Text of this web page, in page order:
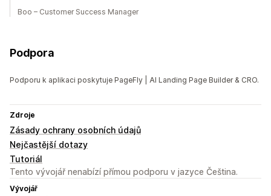
Boo – Customer Success Manager
Podpora
Podporu k aplikaci poskytuje PageFly | AI Landing Page Builder & CRO.
Zdroje
Zásady ochrany osobních údajů
Nejčastější dotazy
Tutoriál
Tento vývojář nenabízí přímou podporu v jazyce Čeština.
Vývojář